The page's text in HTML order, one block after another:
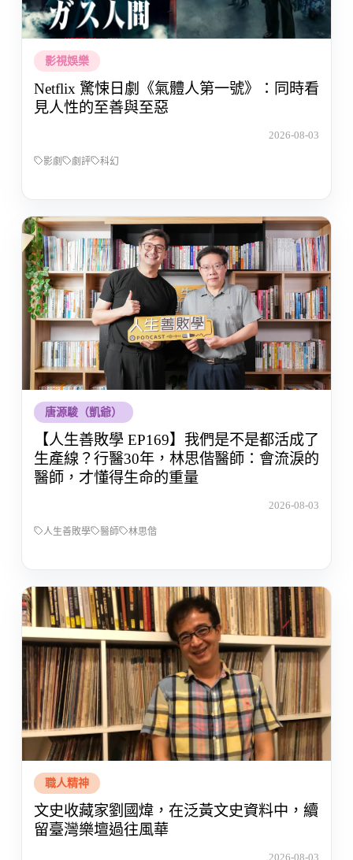
影視娛樂
Netflix 驚悚日劇《氣體人第一號》：同時看
見人性的至善與至惡
2026-08-03
影劇 劇評 科幻
唐源駿（凱爺）
【人生善敗學 EP169】我們是不是都活成了
生產線？行醫30年，林思偕醫師：會流淚的
醫師，才懂得生命的重量
2026-08-03
人生善敗學 醫師 林思偕
職人精神
文史收藏家劉國煒，在泛黃文史資料中，續
留臺灣樂壇過往風華
2026-08-03